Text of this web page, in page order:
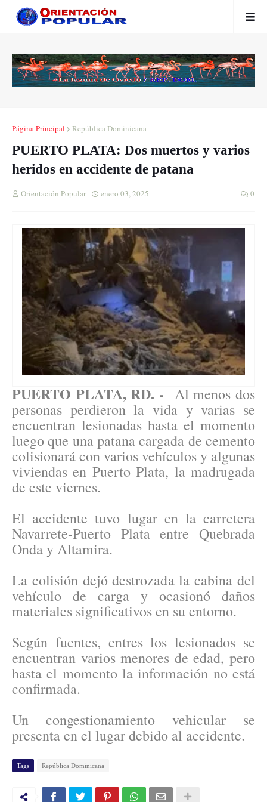
Página Principal República Dominicana
PUERTO PLATA: Dos muertos y varios
heridos en accidente de patana
Orientación Popular enero 03, 2025 0
PUERTO PLATA, RD. - Al menos dos
personas perdieron la vida y varias se
encuentran lesionadas hasta el momento
luego que una patana cargada de cemento
colisionará con varios vehículos y algunas
viviendas en Puerto Plata, la madrugada
de este viernes.
El accidente tuvo lugar en la carretera
Navarrete-Puerto Plata entre Quebrada
Onda y Altamira.
La colisión dejó destrozada la cabina del
vehículo de carga y ocasionó daños
materiales significativos en su entorno.
Según fuentes, entres los lesionados se
encuentran varios menores de edad, pero
hasta el momento la información no está
confirmada.
Un congestionamiento vehicular se
presenta en el lugar debido al accidente.
Tags República Dominicana